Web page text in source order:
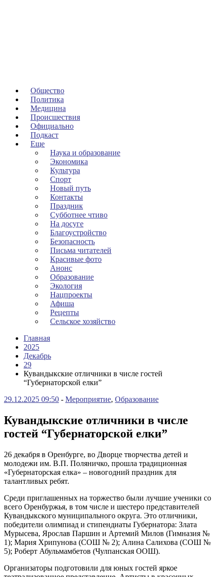
Общество
Политика
Медицина
Происшествия
Официально
Подкаст
Еще
Наука и образование
Экономика
Культура
Спорт
Новый путь
Контакты
Праздник
Субботнее чтиво
На досуге
Благоустройство
Безопасность
Письма читателей
Красивые фото
Анонс
Образование
Экология
Нацпроекты
Афиша
Рецепты
Сельское хозяйство
Главная
2025
Декабрь
29
Кувандыкские отличники в числе гостей
“Губернаторской елки”
29.12.2025 09:50 - Мероприятие, Образование
Кувандыкские отличники в числе
гостей “Губернаторской елки”
26 декабря в Оренбурге, во Дворце творчества детей и
молодежи им. В.П. Поляничко, прошла традиционная
«Губернаторская елка» – новогодний праздник для
талантливых ребят.
Среди приглашенных на торжество были лучшие ученики со
всего Оренбуржья, в том числе и шестеро представителей
Кувандыкского муниципального округа. Это отличники,
победители олимпиад и стипендиаты Губернатора: Злата
Мурысева, Ярослав Паршин и Артемий Милов (Гимназия №
1); Мария Хрипунова (СОШ № 2); Алина Салихова (СОШ №
5); Роберт Абульмамбетов (Чулпанская ООШ).
Организаторы подготовили для юных гостей яркое